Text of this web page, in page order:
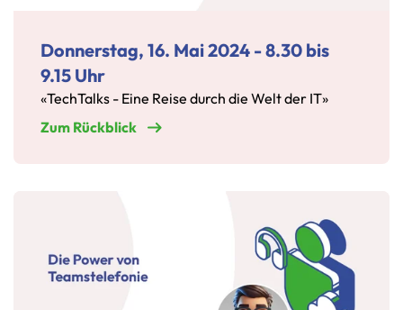
Donnerstag, 16. Mai 2024 - 8.30 bis
9.15 Uhr
«TechTalks - Eine Reise durch die Welt der IT»
Zum Rückblick